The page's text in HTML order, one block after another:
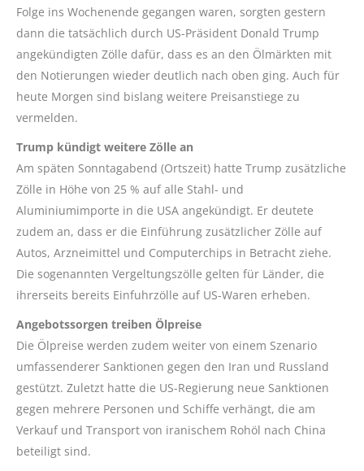
Folge ins Wochenende gegangen waren, sorgten gestern
dann die tatsächlich durch US-Präsident Donald Trump
angekündigten Zölle dafür, dass es an den Ölmärkten mit
den Notierungen wieder deutlich nach oben ging. Auch für
heute Morgen sind bislang weitere Preisanstiege zu
vermelden.
Trump kündigt weitere Zölle an
Am späten Sonntagabend (Ortszeit) hatte Trump zusätzliche
Zölle in Höhe von 25 % auf alle Stahl- und
Aluminiumimporte in die USA angekündigt. Er deutete
zudem an, dass er die Einführung zusätzlicher Zölle auf
Autos, Arzneimittel und Computerchips in Betracht ziehe.
Die sogenannten Vergeltungszölle gelten für Länder, die
ihrerseits bereits Einfuhrzölle auf US-Waren erheben.
Angebotssorgen treiben Ölpreise
Die Ölpreise werden zudem weiter von einem Szenario
umfassenderer Sanktionen gegen den Iran und Russland
gestützt. Zuletzt hatte die US-Regierung neue Sanktionen
gegen mehrere Personen und Schiffe verhängt, die am
Verkauf und Transport von iranischem Rohöl nach China
beteiligt sind.